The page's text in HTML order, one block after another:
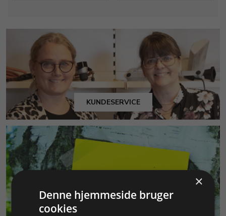
KUNDESERVICE
MILJØ & BÆREDYGTIGHED
×
Denne hjemmeside bruger
cookies